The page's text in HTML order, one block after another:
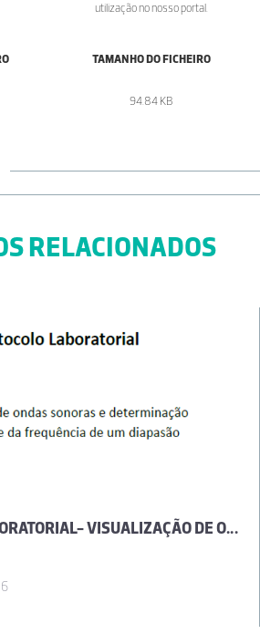
utilização no nosso portal.
TAMANHO DO FICHEIRO
94.84 KB
RELACIONADOS
PROTOCOLO LABORATORIAL- VISUALIZAÇÃO DE ONDAS SONORAS E DETERMINAÇÃO DO PERÍODO E DA FREQUÊNCIA DE UM DIAPASÃO